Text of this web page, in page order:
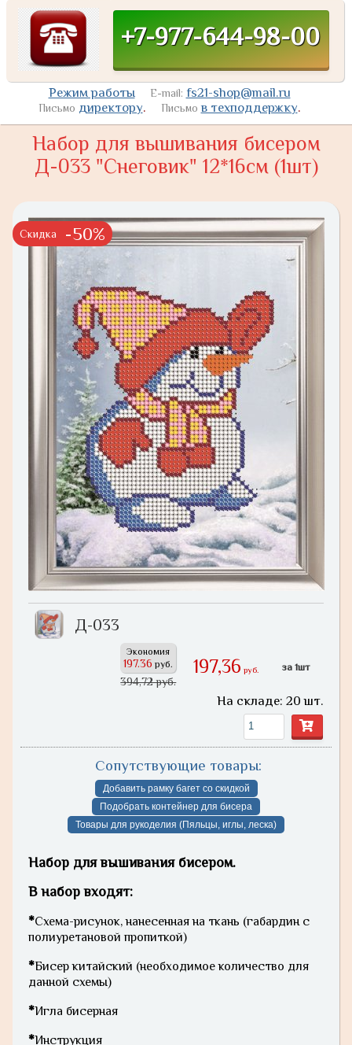
+7-977-644-98-00
Режим работы E-mail: fs21-shop@mail.ru
Письмо директору. Письмо в техподдержку.
Набор для вышивания бисером
Д-033 "Снеговик" 12*16см (1шт)
Скидка -50%
Д-033
Экономия
197.36 руб.
394,72 руб.
197,36 руб. за 1шт
На складе: 20 шт.
Сопутствующие товары:
Добавить рамку багет со скидкой
Подобрать контейнер для бисера
Товары для рукоделия (Пяльцы, иглы, леска)
Набор для вышивания бисером.
В набор входят:
*Схема-рисунок, нанесенная на ткань (габардин с
полиуретановой пропиткой)
*Бисер китайский (необходимое количество для
данной схемы)
*Игла бисерная
*Инструкция